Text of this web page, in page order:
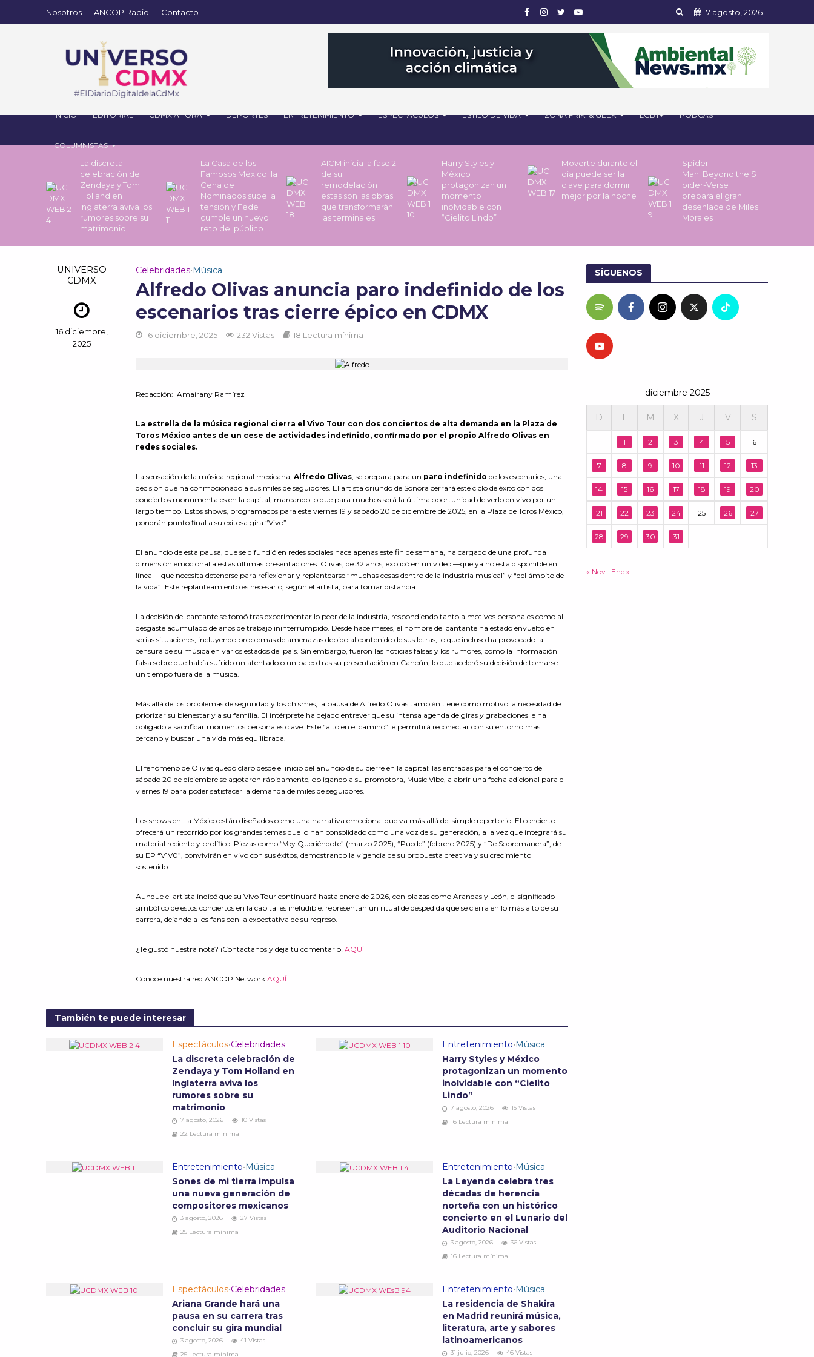
Nosotros ANCOP Radio Contacto 7 agosto, 2026
INICIO EDITORIAL CDMX AHORA DEPORTES ENTRETENIMIENTO ESPECTÁCULOS ESTILO DE VIDA ZONA FRIKI & GEEK LGBT+ PODCAST
COLUMNISTAS
La discreta
celebración de
Zendaya y Tom
Holland en
Inglaterra aviva los
rumores sobre su
matrimonio
La Casa de los
Famosos México: la
Cena de
Nominados sube la
tensión y Fede
cumple un nuevo
reto del público
AICM inicia la fase 2
de su
remodelación
estas son las obras
que transformarán
las terminales
Harry Styles y
México
protagonizan un
momento
inolvidable con
“Cielito Lindo”
Moverte durante el
día puede ser la
clave para dormir
mejor por la noche
Spider-
Man: Beyond the S
pider-Verse
prepara el gran
desenlace de Miles
Morales
UNIVERSO
CDMX
16 diciembre,
2025
Celebridades•Música
Alfredo Olivas anuncia paro indefinido de los
escenarios tras cierre épico en CDMX
16 diciembre, 2025 232 Vistas 18 Lectura mínima
Redacción: Amairany Ramírez
La estrella de la música regional cierra el Vivo Tour con dos conciertos de alta demanda en la Plaza de
Toros México antes de un cese de actividades indefinido, confirmado por el propio Alfredo Olivas en
redes sociales.
La sensación de la música regional mexicana,Alfredo Olivas, se prepara para un paro indefinido de los escenarios, una
decisión que ha conmocionado a sus miles de seguidores. El artista oriundo de Sonora cerrará este ciclo de éxito con dos
conciertos monumentales en la capital, marcando lo que para muchos será la última oportunidad de verlo en vivo por un
largo tiempo. Estos shows, programados para este viernes 19 y sábado 20 de diciembre de 2025, en la Plaza de Toros México,
pondrán punto final a su exitosa gira “Vivo”.
El anuncio de esta pausa, que se difundió en redes sociales hace apenas este fin de semana, ha cargado de una profunda
dimensión emocional a estas últimas presentaciones. Olivas, de 32 años, explicó en un video —que ya no está disponible en
línea— que necesita detenerse para reflexionar y replantearse “muchas cosas dentro de la industria musical” y “del ámbito de
la vida”. Este replanteamiento es necesario, según el artista, para tomar distancia.
La decisión del cantante se tomó tras experimentar lo peor de la industria, respondiendo tanto a motivos personales como al
desgaste acumulado de años de trabajo ininterrumpido. Desde hace meses, el nombre del cantante ha estado envuelto en
serias situaciones, incluyendo problemas de amenazas debido al contenido de sus letras, lo que incluso ha provocado la
censura de su música en varios estados del país. Sin embargo, fueron las noticias falsas y los rumores, como la información
falsa sobre que había sufrido un atentado o un baleo tras su presentación en Cancún, lo que aceleró su decisión de tomarse
un tiempo fuera de la música.
Más allá de los problemas de seguridad y los chismes, la pausa de Alfredo Olivas también tiene como motivo la necesidad de
priorizar su bienestar y a su familia. El intérprete ha dejado entrever que su intensa agenda de giras y grabaciones le ha
obligado a sacrificar momentos personales clave. Este “alto en el camino” le permitirá reconectar con su entorno más
cercano y buscar una vida más equilibrada.
El fenómeno de Olivas quedó claro desde el inicio del anuncio de su cierre en la capital: las entradas para el concierto del
sábado 20 de diciembre se agotaron rápidamente, obligando a su promotora, Music Vibe, a abrir una fecha adicional para el
viernes 19 para poder satisfacer la demanda de miles de seguidores.
Los shows en La México están diseñados como una narrativa emocional que va más allá del simple repertorio. El concierto
ofrecerá un recorrido por los grandes temas que lo han consolidado como una voz de su generación, a la vez que integrará su
material reciente y prolífico. Piezas como “Voy Queriéndote” (marzo 2025), “Puede” (febrero 2025) y “De Sobremanera”, de
su EP “V1V0”, convivirán en vivo con sus éxitos, demostrando la vigencia de su propuesta creativa y su crecimiento
sostenido.
Aunque el artista indicó que su Vivo Tour continuará hasta enero de 2026, con plazas como Arandas y León, el significado
simbólico de estos conciertos en la capital es ineludible: representan un ritual de despedida que se cierra en lo más alto de su
carrera, dejando a los fans con la expectativa de su regreso.
¿Te gustó nuestra nota? ¡Contáctanos y deja tu comentario!AQUÍ
Conoce nuestra red ANCOP NetworkAQUÍ
También te puede interesar
Espectáculos•Celebridades
La discreta celebración de
Zendaya y Tom Holland en
Inglaterra aviva los
rumores sobre su
matrimonio
7 agosto, 2026
10 Vistas
22 Lectura mínima
Entretenimiento• Música
Harry Styles y México
protagonizan un momento
inolvidable con “Cielito
Lindo”
7 agosto, 2026
15 Vistas
16 Lectura mínima
Entretenimiento• Música
Sones de mi tierra impulsa
una nueva generación de
compositores mexicanos
3 agosto, 2026
27 Vistas
25 Lectura mínima
Entretenimiento• Música
La Leyenda celebra tres
décadas de herencia
norteña con un histórico
concierto en el Lunario del
Auditorio Nacional
3 agosto, 2026
36 Vistas
16 Lectura mínima
Espectáculos•Celebridades
Ariana Grande hará una
pausa en su carrera tras
concluir su gira mundial
3 agosto, 2026
41 Vistas
25 Lectura mínima
Entretenimiento• Música
La residencia de Shakira
en Madrid reunirá música,
literatura, arte y sabores
latinoamericanos
31 julio, 2026
46 Vistas
SÍGUENOS
diciembre 2025
D L M X J V S
1 2 3 4 5 6
7 8 9 10 11 12 13
14 15 16 17 18 19 20
21 22 23 24 25 26 27
28 29 30 31
« Nov Ene »